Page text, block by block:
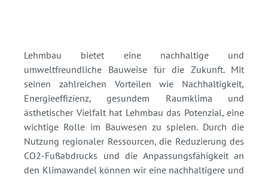
Lehmbau bietet eine nachhaltige und
umweltfreundliche Bauweise für die Zukunft. Mit
seinen zahlreichen Vorteilen wie Nachhaltigkeit,
Energieeffizienz, gesundem Raumklima und
ästhetischer Vielfalt hat Lehmbau das Potenzial, eine
wichtige Rolle im Bauwesen zu spielen. Durch die
Nutzung regionaler Ressourcen, die Reduzierung des
CO2-Fußabdrucks und die Anpassungsfähigkeit an
den Klimawandel können wir eine nachhaltigere und